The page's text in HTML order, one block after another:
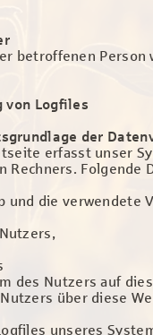
betroffenen
von Logfiles
der
erfasst unser
Rechners. Folgende
und die verwendete
des Nutzers auf
über diese
unseres